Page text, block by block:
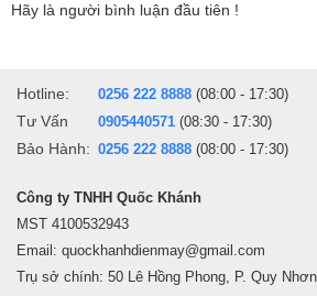
vệ sinh lò được dễ dàng hơn sau khi sử
Hãy là người bình luận đầu tiên !
Hotline: 0256 222 8888 (08:00 - 17:30)
Tư Vấn 0905440571 (08:30 - 17:30)
Bảo Hành: 0256 222 8888 (08:00 - 17:30)
Công ty TNHH Quốc Khánh
MST 4100532943
Email: quockhanhdienmay@gmail.com
Trụ sở chính: 50 Lê Hồng Phong, P. Quy